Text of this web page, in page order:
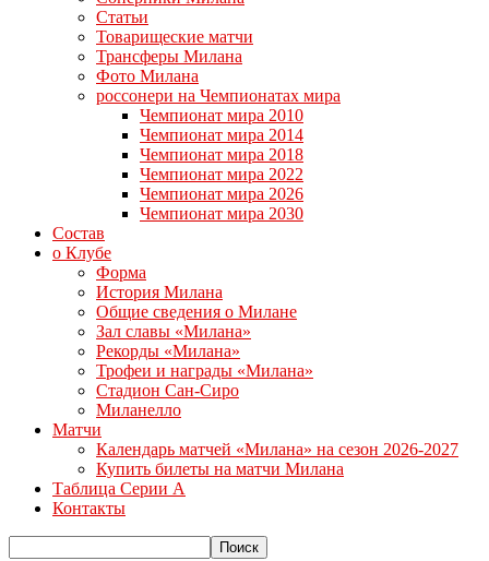
Статьи
Товарищеские матчи
Трансферы Милана
Фото Милана
россонери на Чемпионатах мира
Чемпионат мира 2010
Чемпионат мира 2014
Чемпионат мира 2018
Чемпионат мира 2022
Чемпионат мира 2026
Чемпионат мира 2030
Состав
о Клубе
Форма
История Милана
Общие сведения о Милане
Зал славы «Милана»
Рекорды «Милана»
Трофеи и награды «Милана»
Стадион Сан-Сиро
Миланелло
Матчи
Календарь матчей «Милана» на сезон 2026-2027
Купить билеты на матчи Милана
Таблица Серии А
Контакты